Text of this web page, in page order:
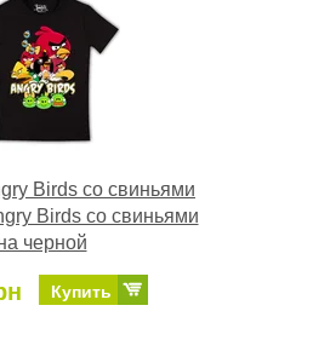
Birds со свиньями
Birds со свиньями
черной
Купить